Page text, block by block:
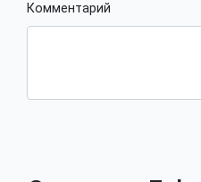
Комментарий